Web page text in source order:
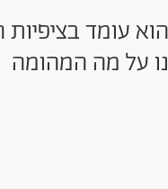
עומד בציפיות
על מה המהומה